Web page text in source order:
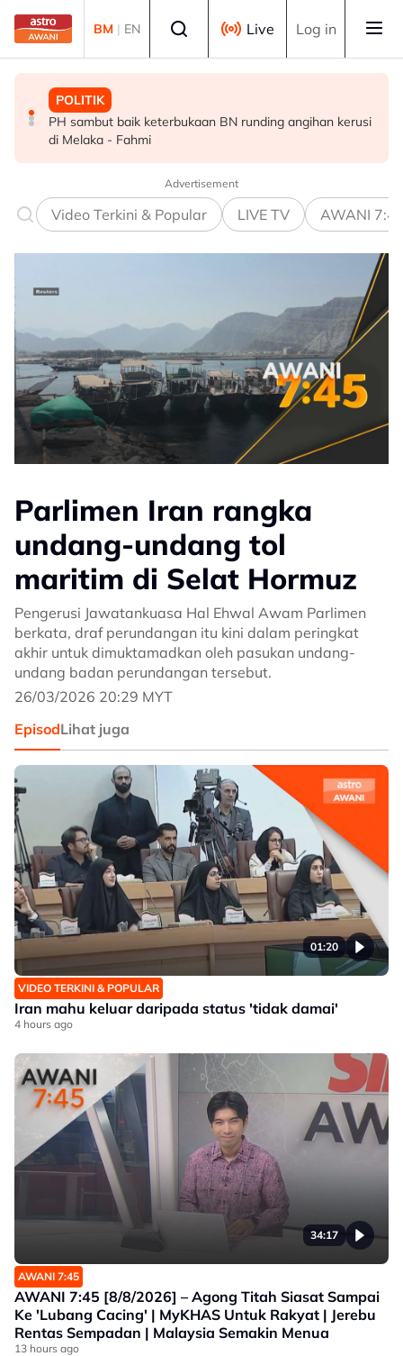
Skip to main content
BM | EN Live Log in
POLITIK
PH sambut baik keterbukaan BN runding angihan kerusi
di Melaka - Fahmi
MALAYSIA
Dua lelaki ditahan ketika sedang berlumba haram di
Kuala Kedah
MALAYSIA
Dasar kebajikan perlu lindungi rakyat ketika hadapi
kesusahan - Sim
Advertisement
Video Terkini & Popular LIVE TV AWANI
Parlimen Iran rangka
undang-undang tol
maritim di Selat Hormuz
Pengerusi Jawatankuasa Hal Ehwal Awam Parlimen
berkata, draf perundangan itu kini dalam peringkat
akhir untuk dimuktamadkan oleh pasukan undang-
undang badan perundangan tersebut.
26/03/2026 20:29 MYT
EpisodLihat juga
01:20
VIDEO TERKINI & POPULAR
Iran mahu keluar daripada status 'tidak damai'
4 hours ago
34:17
AWANI 7:45
AWANI 7:45 [8/8/2026] – Agong Titah Siasat Sampai
Ke 'Lubang Cacing' | MyKHAS Untuk Rakyat | Jerebu
Rentas Sempadan | Malaysia Semakin Menua
13 hours ago